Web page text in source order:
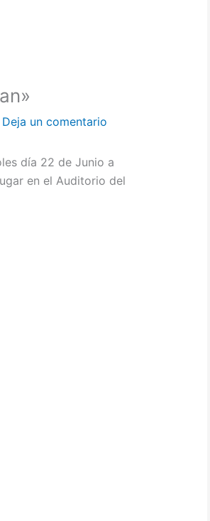
Deja un comentario
día 22 de Junio a
en el Auditorio del